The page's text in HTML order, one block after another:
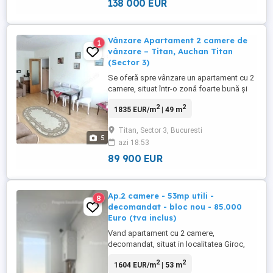
138 000 EUR
5
1
Vânzare Apartament 2 camere de
vânzare – Titan, Auchan Titan
(Sector 3)
Se oferă spre vânzare un apartament cu 2
camere, situat într-o zonă foarte bună și
la doar câteva minute de Auchan Titan.
Titan ~500 m de stația de metrou 1
Decembrie 1918 Acces rapid la mijloace
de transport, școli, ...
1835 EUR/m2| 49 m2
Titan, Sector 3, Bucuresti
azi 18:53
89 900 EUR
8
Ap.2 camere - 53mp utili -
decomandat - bloc nou - 85.000
Euro (tva inclus)
Vand apartament cu 2 camere,
decomandat, situat in localitatea Giroc,
Apartamentul este compartimentat astfel:
1604 EUR/m2| 53 m2